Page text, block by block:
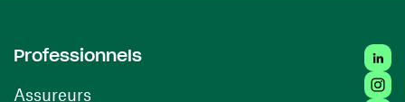
Professionnels
Assureurs